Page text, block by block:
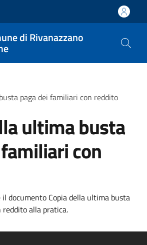
di Rivanazzano
paga dei familiari con reddito
ultima busta
con
il documento Copia della ultima busta
reddito alla pratica.